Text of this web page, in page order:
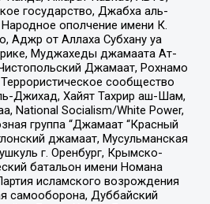
государство, Джабха аль-
ополчение имени К.
Аджр от Аллаха Субхану уа
Муджахеды джамаата Ат-
Джамаат, Рохнамо
сообщество
Джихад, Хайят Тахрир аш-Шам,
National Socialism/White Power,
группа “Джамаат “Красный
джамаат, Мусульманская
г. Оренбург, Крымско-
батальон имени Номана
исламского возрождения
самооборона, Дуббайский